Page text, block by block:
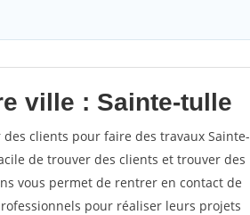
ville : Sainte-tulle
clients pour faire des travaux Sainte-
de trouver des clients et trouver des
vous permet de rentrer en contact de
pour réaliser leurs projets